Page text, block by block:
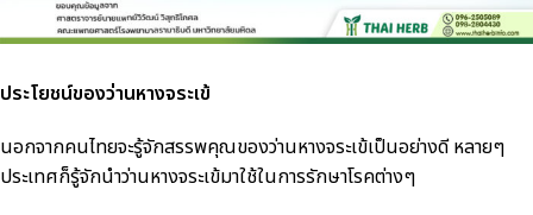
ประโยชน์ของว่านหางจระเข้
นอกจากคนไทยจะรู้จักสรรพคุณของว่านหางจระเข้เป็นอย่างดี หลายๆ
ประเทศก็รู้จักนำว่านหางจระเข้มาใช้ในการรักษาโรคต่างๆ